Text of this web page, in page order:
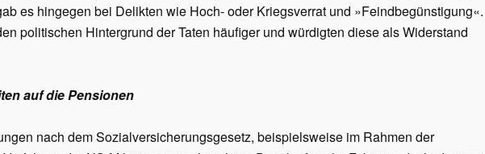
es hingegen bei Delikten wie Hoch- oder Kriegsverrat und »Feindbegünstigung«.
politischen Hintergrund der Taten häufiger und würdigten diese als Widerstand
auf die Pensionen
nach dem Sozialversicherungsgesetz, beispielsweise im Rahmen der